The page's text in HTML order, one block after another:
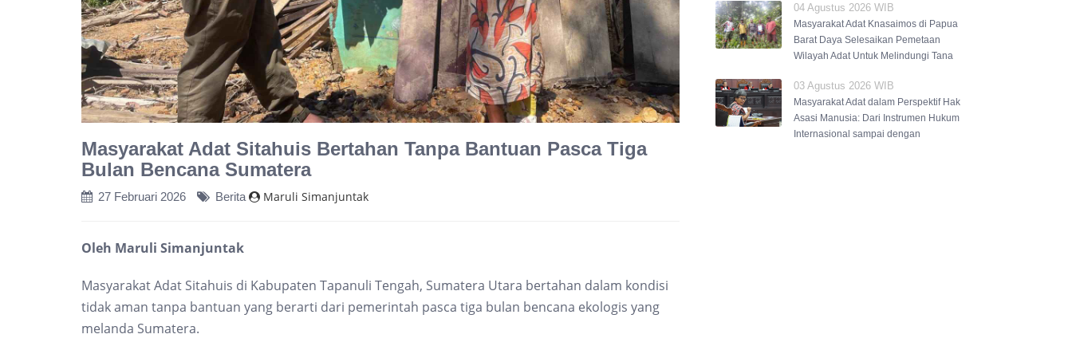
Masyarakat Adat Sitahuis Bertahan Tanpa Bantuan Pasca Tiga
Bulan Bencana Sumatera
27 Februari 2026 Berita Maruli Simanjuntak
Oleh Maruli Simanjuntak
Masyarakat Adat Sitahuis di Kabupaten Tapanuli Tengah, Sumatera Utara bertahan dalam kondisi
tidak aman tanpa bantuan yang berarti dari pemerintah pasca tiga bulan bencana ekologis yang
melanda Sumatera.
04 Agustus 2026 WIB
Masyarakat Adat Knasaimos di Papua
Barat Daya Selesaikan Pemetaan
Wilayah Adat Untuk Melindungi Tana
03 Agustus 2026 WIB
Masyarakat Adat dalam Perspektif Hak
Asasi Manusia: Dari Instrumen Hukum
Internasional sampai dengan